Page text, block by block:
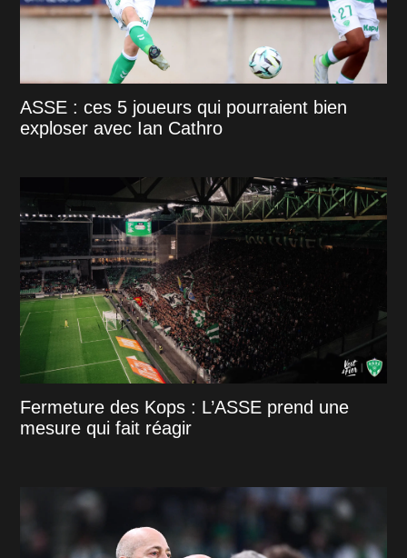
ASSE : ces 5 joueurs qui pourraient bien
exploser avec Ian Cathro
Fermeture des Kops : L’ASSE prend une
mesure qui fait réagir